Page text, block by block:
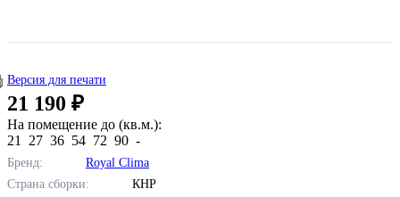
Версия для печати
21 190 ₽
На помещение до (кв.м.):
21
27 36 54 72 90 -
Бренд:
Royal Clima
Страна сборки:
КНР